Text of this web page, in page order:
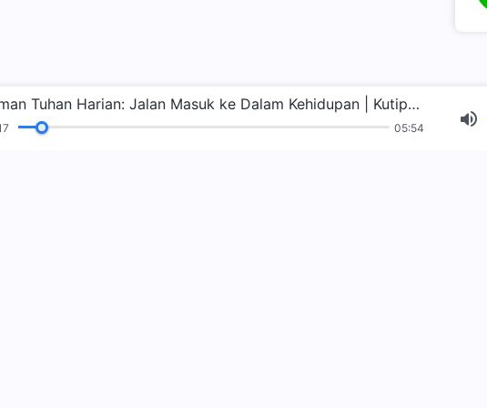
Firman Tuhan Harian: Jalan Masuk ke Dalam Kehidupan | Kutipan 505
05:54